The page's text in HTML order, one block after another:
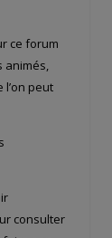
ce forum
animés,
peut
consulter